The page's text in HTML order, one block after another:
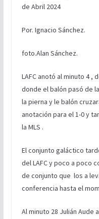
de Abril 2024
Por. Ignacio Sánchez.
foto.Alan Sánchez.
LAFC anotó al minuto 4 ,
donde el balón pasó de
la pierna y le balón
anotación para el 1-0 y
la MLS .
El conjunto galáctico
del LAFC y poco a poco
de conjunto que los a
conferencia hasta el
Al minuto 28 Julián Aude